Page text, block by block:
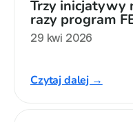
Trzy inicjatywy
razy program
29 kwi 2026
Czytaj dalej →